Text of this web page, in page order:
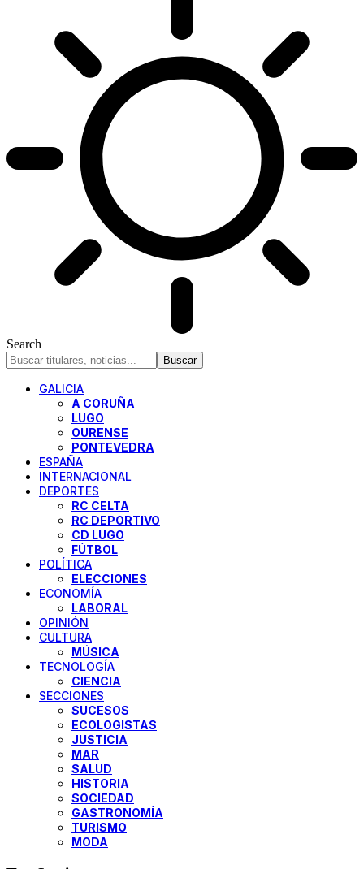
Search
GALICIA
A CORUÑA
LUGO
OURENSE
PONTEVEDRA
ESPAÑA
INTERNACIONAL
DEPORTES
RC CELTA
RC DEPORTIVO
CD LUGO
FÚTBOL
POLÍTICA
ELECCIONES
ECONOMÍA
LABORAL
OPINIÓN
CULTURA
MÚSICA
TECNOLOGÍA
CIENCIA
SECCIONES
SUCESOS
ECOLOGISTAS
JUSTICIA
MAR
SALUD
HISTORIA
SOCIEDAD
GASTRONOMÍA
TURISMO
MODA